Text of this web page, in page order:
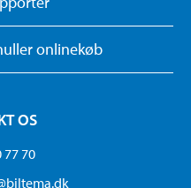
onlinekøb
OS
77 70